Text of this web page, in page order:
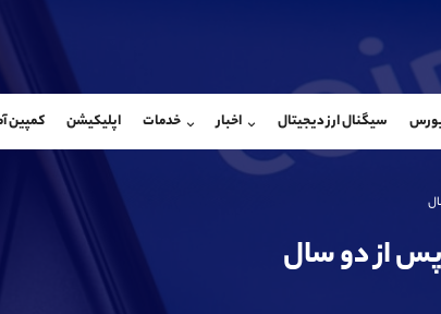
سیگنال ارز دیجیتال اخبار خدمات اپلیکیشن کمپین
از دو سال
شروع گفتگو
@Armteam_admin_104
شروع